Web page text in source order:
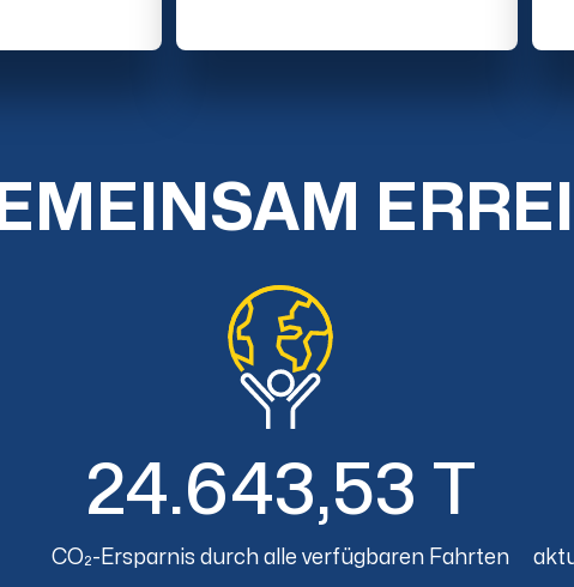
24.643,53 T
CO₂-Ersparnis durch alle verfügbaren Fahrten